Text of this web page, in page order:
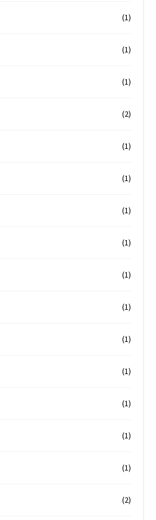
(1)
(1)
(1)
(2)
(1)
(1)
(1)
(1)
(1)
(1)
(1)
(1)
(1)
(1)
(1)
(2)